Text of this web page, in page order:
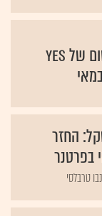
יש תאריך: מודל הפרסום של yes
החזר
בפרטנר
טרבלסי